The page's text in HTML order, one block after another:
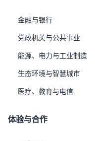
金融与银行
党政机关与公共事业
能源、电力与工业制造
生态环境与智慧城市
医疗、教育与电信
体验与合作